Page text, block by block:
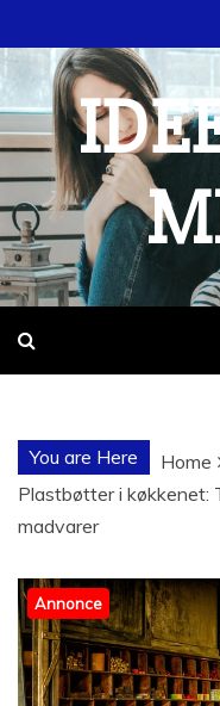
to
content
You are Here Home
Plastbøtter i køkkenet:
madvarer
Annonce